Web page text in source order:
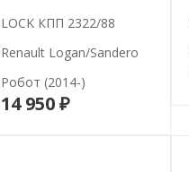
LOCK КПП 2322/88
Renault Logan/Sandero
Робот (2014-)
14 950 ₽В корзину